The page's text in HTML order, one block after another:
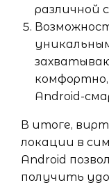
различной
комфортно,
Android-
В итоге,
локации в
Android
получить